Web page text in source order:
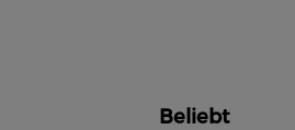
Beliebt